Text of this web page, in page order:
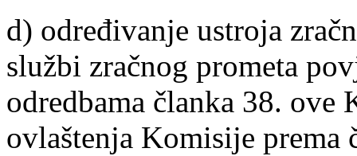
d) određivanje ustroja
službi zračnog prometa
odredbama članka 38. ove
ovlaštenja Komisije